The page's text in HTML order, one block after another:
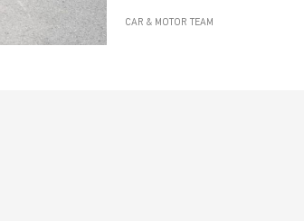
ξεχωρίζουν
CAR & MOTOR TEAM